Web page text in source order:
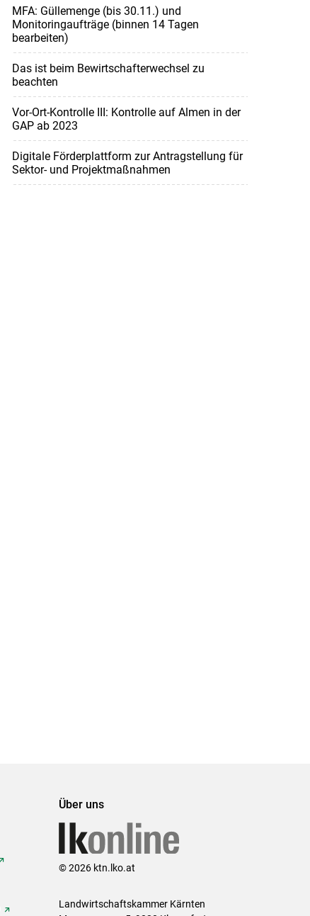
MFA: Güllemenge (bis 30.11.) und
Monitoringaufträge (binnen 14 Tagen
bearbeiten)
Das ist beim Bewirtschafterwechsel zu
beachten
Vor-Ort-Kontrolle III: Kontrolle auf Almen in der
GAP ab 2023
Digitale Förderplattform zur Antragstellung für
Sektor- und Projektmaßnahmen
Über uns
© 2026 ktn.lko.at
Landwirtschaftskammer Kärnten